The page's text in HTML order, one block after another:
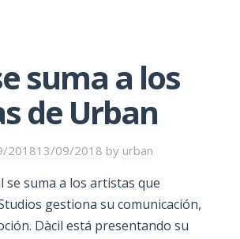
suma a los
de Urban
201813/09/2018 by urban
se suma a los artistas que
gestiona su comunicación,
Dàcil está presentando su